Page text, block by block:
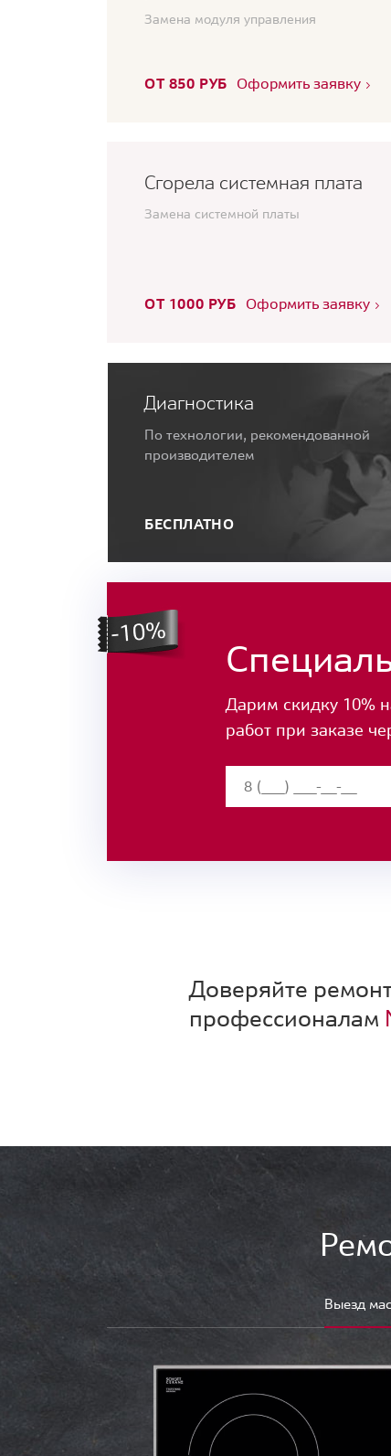
Замена модуля управления
ОТ 850 РУБ Оформить заявку
Сгорела системная плата
Замена системной платы
ОТ 1000 РУБ Оформить заявку
Диагностика
По технологии, рекомендованной
производителем
БЕСПЛАТНО
Дарим скидку 10%
работ при заказе
Доверяйте
профессионалам
Выезд